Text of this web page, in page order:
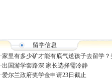
留学信息
·家里有多少矿才能有底气送孩子去留学？
·出国游学套路深 家长选择需冷静
·爱尔兰政府奖学金申请23日截止